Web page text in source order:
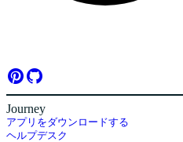
Journey
アプリをダウンロードする
ヘルプデスク